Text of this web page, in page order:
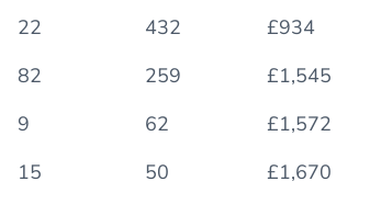
22 432 £934
82 259 £1,545
9 62 £1,572
15 50 £1,670